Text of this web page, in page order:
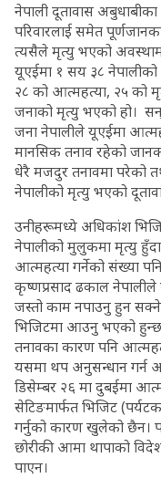
नेपाली दूतावास
परिवारलाई समेत
त्यसैले मृत्यु भएको
यूएईमा १ सय ३८
२८ को आत्महत्या, २५ को
जनाको मृत्यु भएको हो।
जना नेपालीले यूएईमा
मानसिक तनाव रहेको
धेरै मजदुर तनावमा परेको
नेपालीको मृत्यु भएको
उनीहरूमध्ये अधिकांश
नेपालीको मुलुकमा मृत्यु
आत्महत्या गर्नेको संख्या
कृष्णप्रसाद ढकाल
जस्तो काम नपाउनु हुन
भिजिटमा आउनु भएको
तनावका कारण पनि
यसमा थप अनुसन्धान गर्न
डिसेम्बर २६ मा दुबईमा
सेटिङमार्फत भिजिट
गर्नुको कारण खुलेको छैन।
छोरीकी आमा थापाको
पाएन।